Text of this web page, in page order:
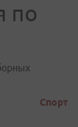
по
Спорт